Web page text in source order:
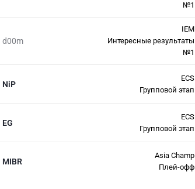
№1
d00m
IEM
Интересные результаты
№1
NiP
ECS
Групповой этап
EG
ECS
Групповой этап
MIBR
Asia Champ
Плей-офф